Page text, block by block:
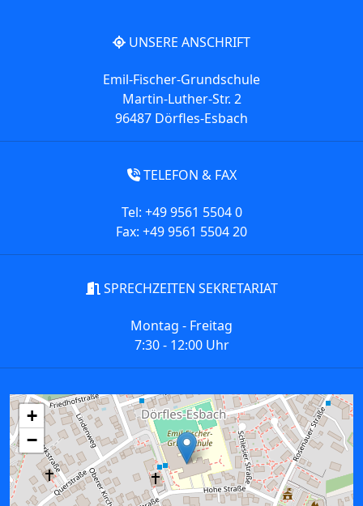
UNSERE ANSCHRIFT
Emil-Fischer-Grundschule
Martin-Luther-Str. 2
96487 Dörfles-Esbach
TELEFON & FAX
Tel: +49 9561 5504 0
Fax: +49 9561 5504 20
SPRECHZEITEN SEKRETARIAT
Montag - Freitag
7:30 - 12:00 Uhr
+
−